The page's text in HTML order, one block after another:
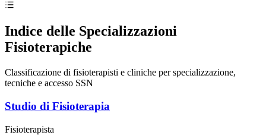
Indice delle Specializzazioni
Fisioterapiche
Classificazione di fisioterapisti e cliniche per specializzazione,
tecniche e accesso SSN
Studio di Fisioterapia
Fisioterapista